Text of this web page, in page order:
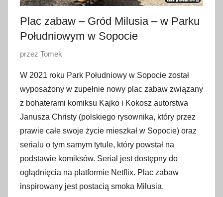
Plac zabaw – Gród Milusia – w Parku
Południowym w Sopocie
O
u
b
l
i
k
o
w
a
n
przez Tomek
W 2021 roku Park Południowy w Sopocie został
wyposażony w zupełnie nowy plac zabaw związany
z bohaterami komiksu Kajko i Kokosz autorstwa
Janusza Christy (polskiego rysownika, który przez
prawie całe swoje życie mieszkał w Sopocie) oraz
serialu o tym samym tytule, który powstał na
podstawie komiksów. Serial jest dostępny do
oglądnięcia na platformie Netflix. Plac zabaw
inspirowany jest postacią smoka Milusia.